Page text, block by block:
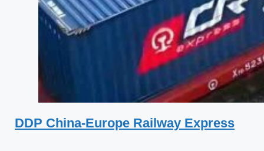
DDP China-Europe Railway Express